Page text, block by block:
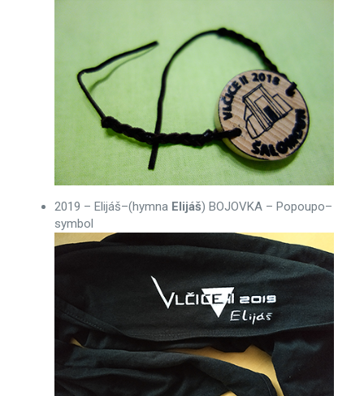
2019 – Elijáš–(hymna Elijáš) BOJOVKA – Popoupo–
symbol